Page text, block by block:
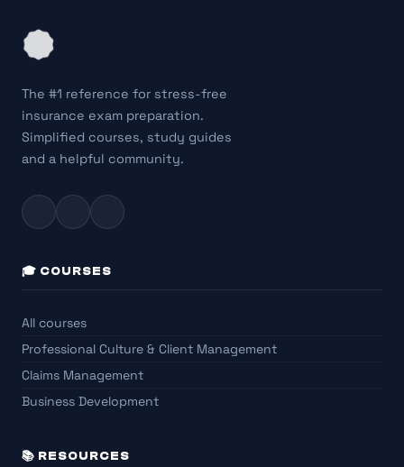
The #1 reference for stress-free
insurance exam preparation.
Simplified courses, study guides
and a helpful community.
🎓 COURSES
All courses
Professional Culture & Client Management
Claims Management
Business Development
📚 RESOURCES